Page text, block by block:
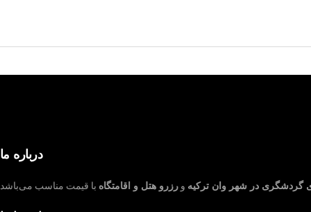
درباره ما
گردشگری در شهر وان ترکیه ورزرو هتل و اقامتگاه